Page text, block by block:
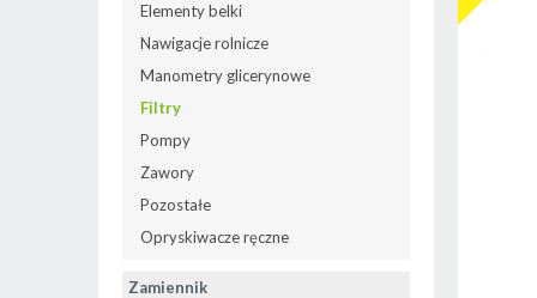
Elementy belki
Nawigacje rolnicze
Manometry glicerynowe
Filtry
Pompy
Zawory
Pozostałe
Opryskiwacze ręczne
Zamiennik